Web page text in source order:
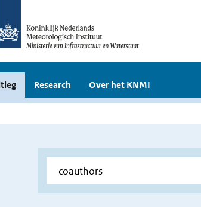
Research Over het KNMI